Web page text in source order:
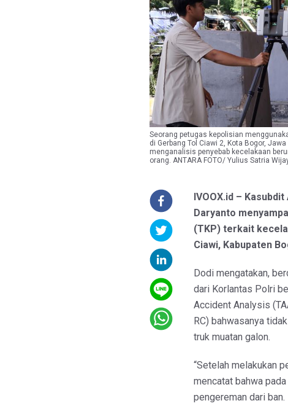
Seorang petugas kepolisian
di Gerbang Tol Ciawi 2, Kota Bogor,
menganalisis penyebab kecelakaan
orang. ANTARA FOTO/ Yulius Satria
IVOOX.id –
Daryanto
(TKP) terkait
Ciawi, Kabupaten
Dodi mengatakan,
dari Korlantas Polri
Accident Analysis
RC) bahwasanya
truk muatan galon.
“Setelah melakukan
mencatat bahwa
pengereman dari